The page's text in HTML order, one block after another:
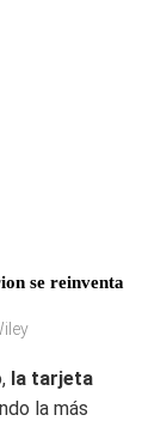
se reinventa
la tarjeta
la más